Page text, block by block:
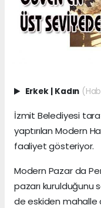
Erkek | Kadın
İzmit Belediyesi
yaptırılan Modern
faaliyet gösteriyor.
Modern Pazar da
pazarı kurulduğunu
de eskiden mahalle